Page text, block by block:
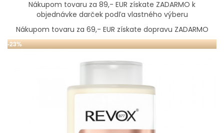
Nákupom tovaru za 89,- EUR získate ZADARMO k
objednávke darček podľa vlastného výberu
Nákupom tovaru za 69,- EUR získate dopravu ZADARMO
-23%